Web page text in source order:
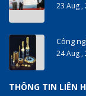
23 Aug ,
Công
24 Aug ,
THÔNG TIN LIÊN